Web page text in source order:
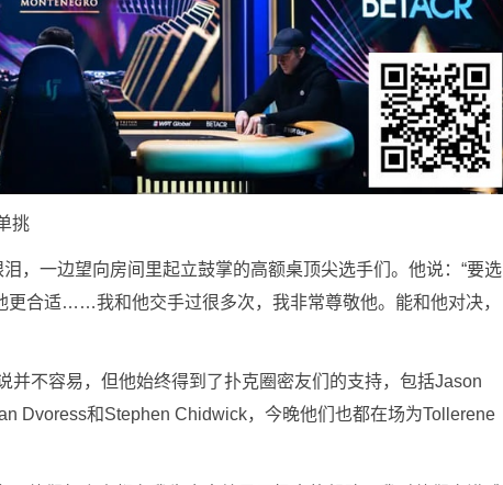
挑
，一边望向房间里起立鼓掌的高额桌顶尖选手们。他说：“要选
更合适……我和他交手过很多次，我非常尊敬他。能和他对决，
并不容易，但他始终得到了扑克圈密友们的支持，包括Jason
Dvoress和Stephen Chidwick，今晚他们也都在场为Tollerene